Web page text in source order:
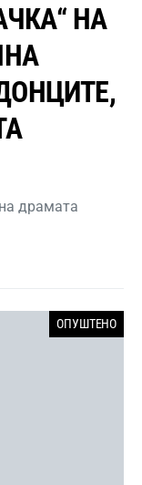
НА
драмата
ОПУШТЕНО